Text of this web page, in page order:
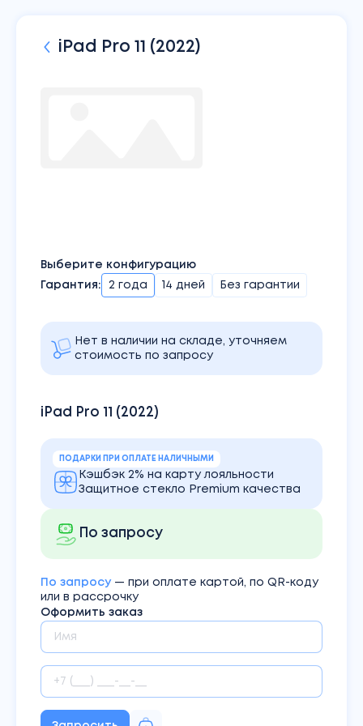
iPad Pro 11 (2022)
iPad Pro 11 (2022)
Выберите конфигурацию
Гарантия: 2 года 14 дней Без гарантии
Нет в наличии на складе, уточняем
стоимость по запросу
ПОДАРКИ ПРИ ОПЛАТЕ НАЛИЧНЫМИ
Кэшбэк 2% на карту лояльности
Защитное стекло Premium качества
По запросу
По запросу — при оплате картой, по QR-коду
или в рассрочку
Оформить заказ